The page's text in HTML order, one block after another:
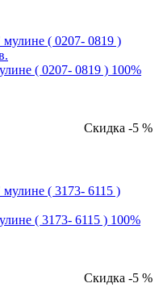
( 0207- 0819 ) 100%
Скидка -5 %
( 3173- 6115 ) 100%
Скидка -5 %